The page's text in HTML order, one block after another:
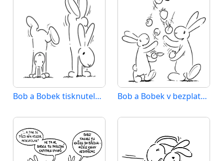
Bob a Bobek tisknutelný pro děti Bob a Bobek v bezplatné tisknutelné verzi